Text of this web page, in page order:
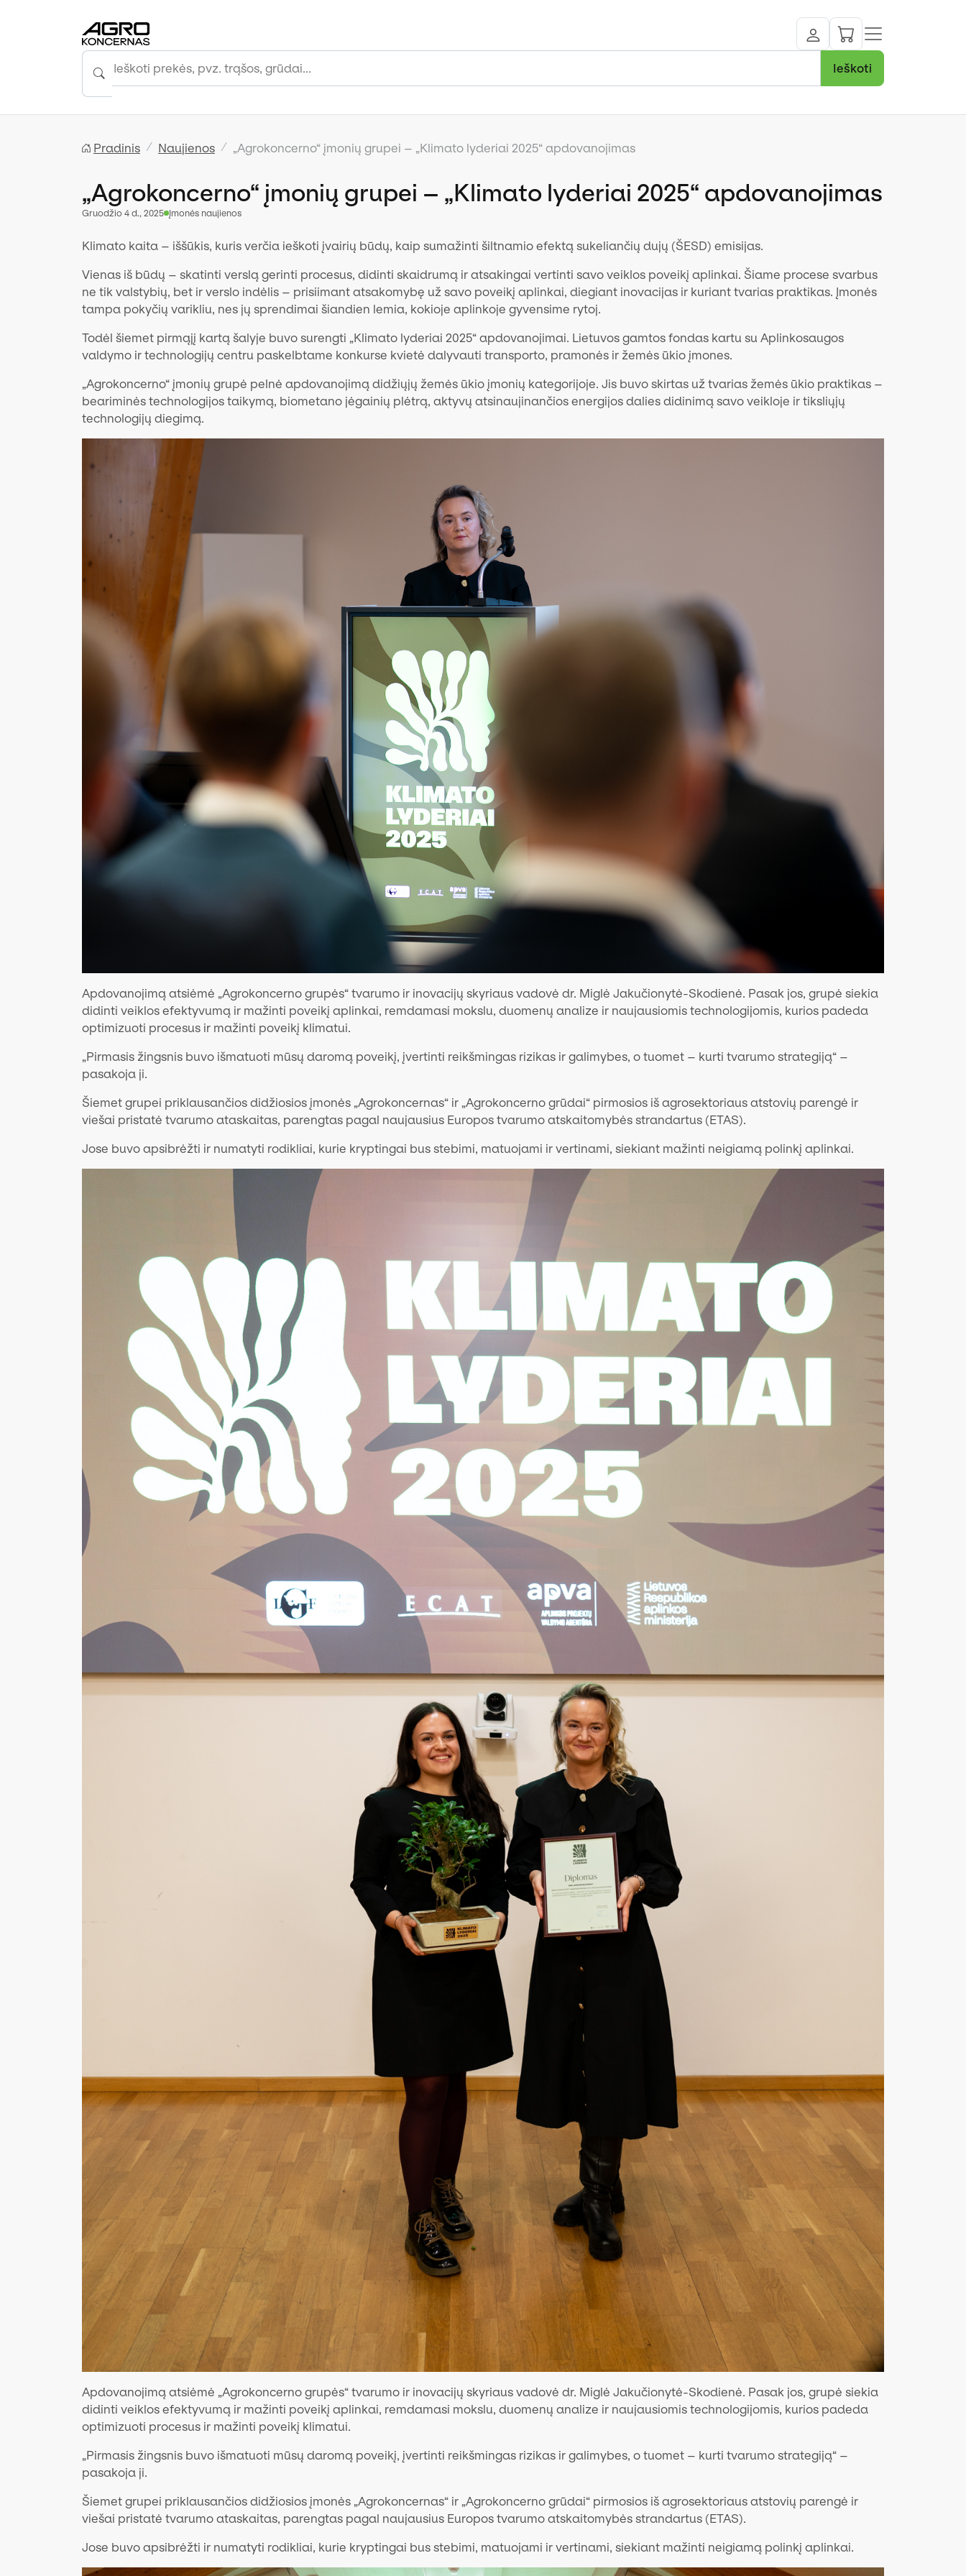
Ieškoti
Pradinis Naujienos „Agrokoncerno“ įmonių grupei – „Klimato lyderiai 2025“ apdovanojimas
„Agrokoncerno“ įmonių grupei – „Klimato lyderiai 2025“ apdovanojimas
gruodžio 4 d., 2025 Įmonės naujienos
Klimato kaita – iššūkis, kuris verčia ieškoti įvairių būdų, kaip sumažinti šiltnamio efektą sukeliančių dujų (ŠESD) emisijas.
Vienas iš būdų – skatinti verslą gerinti procesus, didinti skaidrumą ir atsakingai vertinti savo veiklos poveikį aplinkai. Šiame procese svarbus
ne tik valstybių, bet ir verslo indėlis – prisiimant atsakomybę už savo poveikį aplinkai, diegiant inovacijas ir kuriant tvarias praktikas. Įmonės
tampa pokyčių varikliu, nes jų sprendimai šiandien lemia, kokioje aplinkoje gyvensime rytoj.
Todėl šiemet pirmąjį kartą šalyje buvo surengti „Klimato lyderiai 2025“ apdovanojimai. Lietuvos gamtos fondas kartu su Aplinkosaugos
valdymo ir technologijų centru paskelbtame konkurse kvietė dalyvauti transporto, pramonės ir žemės ūkio įmones.
„Agrokoncerno“ įmonių grupė pelnė apdovanojimą didžiųjų žemės ūkio įmonių kategorijoje. Jis buvo skirtas už tvarias žemės ūkio praktikas –
beariminės technologijos taikymą, biometano jėgainių plėtrą, aktyvų atsinaujinančios energijos dalies didinimą savo veikloje ir tiksliųjų
technologijų diegimą.
Apdovanojimą atsiėmė „Agrokoncerno grupės“ tvarumo ir inovacijų skyriaus vadovė dr. Miglė Jakučionytė-Skodienė. Pasak jos, grupė siekia
didinti veiklos efektyvumą ir mažinti poveikį aplinkai, remdamasi mokslu, duomenų analize ir naujausiomis technologijomis, kurios padeda
optimizuoti procesus ir mažinti poveikį klimatui.
„Pirmasis žingsnis buvo išmatuoti mūsų daromą poveikį, įvertinti reikšmingas rizikas ir galimybes, o tuomet – kurti tvarumo strategiją“ –
pasakoja ji.
Šiemet grupei priklausančios didžiosios įmonės „Agrokoncernas“ ir „Agrokoncerno grūdai“ pirmosios iš agrosektoriaus atstovių parengė ir
viešai pristatė tvarumo ataskaitas, parengtas pagal naujausius Europos tvarumo atskaitomybės strandartus (ETAS).
Jose buvo apsibrėžti ir numatyti rodikliai, kurie kryptingai bus stebimi, matuojami ir vertinami, siekiant mažinti neigiamą polinkį aplinkai.
Apdovanojimą atsiėmė „Agrokoncerno grupės“ tvarumo ir inovacijų skyriaus vadovė dr. Miglė Jakučionytė-Skodienė. Pasak jos, grupė siekia
didinti veiklos efektyvumą ir mažinti poveikį aplinkai, remdamasi mokslu, duomenų analize ir naujausiomis technologijomis, kurios padeda
optimizuoti procesus ir mažinti poveikį klimatui.
„Pirmasis žingsnis buvo išmatuoti mūsų daromą poveikį, įvertinti reikšmingas rizikas ir galimybes, o tuomet – kurti tvarumo strategiją“ –
pasakoja ji.
Šiemet grupei priklausančios didžiosios įmonės „Agrokoncernas“ ir „Agrokoncerno grūdai“ pirmosios iš agrosektoriaus atstovių parengė ir
viešai pristatė tvarumo ataskaitas, parengtas pagal naujausius Europos tvarumo atskaitomybės strandartus (ETAS).
Jose buvo apsibrėžti ir numatyti rodikliai, kurie kryptingai bus stebimi, matuojami ir vertinami, siekiant mažinti neigiamą polinkį aplinkai.